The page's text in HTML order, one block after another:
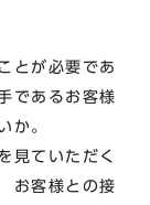
とが必要であ
であるお客様
か。
見ていただく
お客様との接